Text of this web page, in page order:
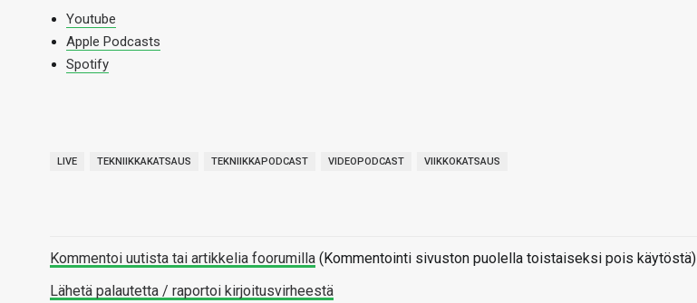
Youtube
Apple Podcasts
Spotify
LIVE TEKNIIKKAKATSAUS TEKNIIKKAPODCAST VIDEOPODCAST VIIKKOKATSAUS
Kommentoi uutista tai artikkelia foorumilla (Kommentointi sivuston puolella toistaiseksi pois käytöstä)
Lähetä palautetta / raportoi kirjoitusvirheestä